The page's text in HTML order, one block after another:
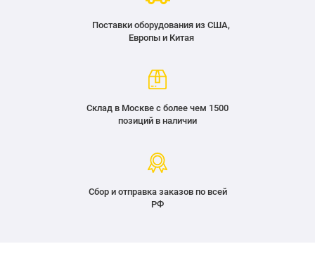
Поставки оборудования из США,
Европы и Китая
Склад в Москве с более чем 1500
позиций в наличии
Сбор и отправка заказов по всей
РФ